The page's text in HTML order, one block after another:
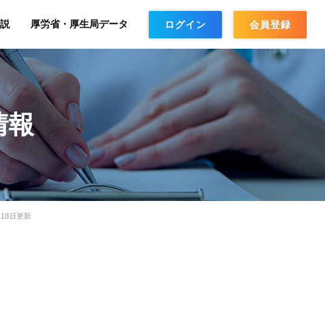
厚労省・厚生局データ ログイン 会員登録
報
日更新